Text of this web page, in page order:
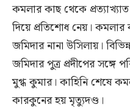
কমলার কাছ থেকে
দিয়ে প্রতিশোধ নেয়।
জমিদার নানা উসিলায়।
জমিদার পুত্র প্রদীপের
মুগ্ধ কুমার। কাহিনি শেষে
কারকুনের হয় মৃত্যুদণ্ড।